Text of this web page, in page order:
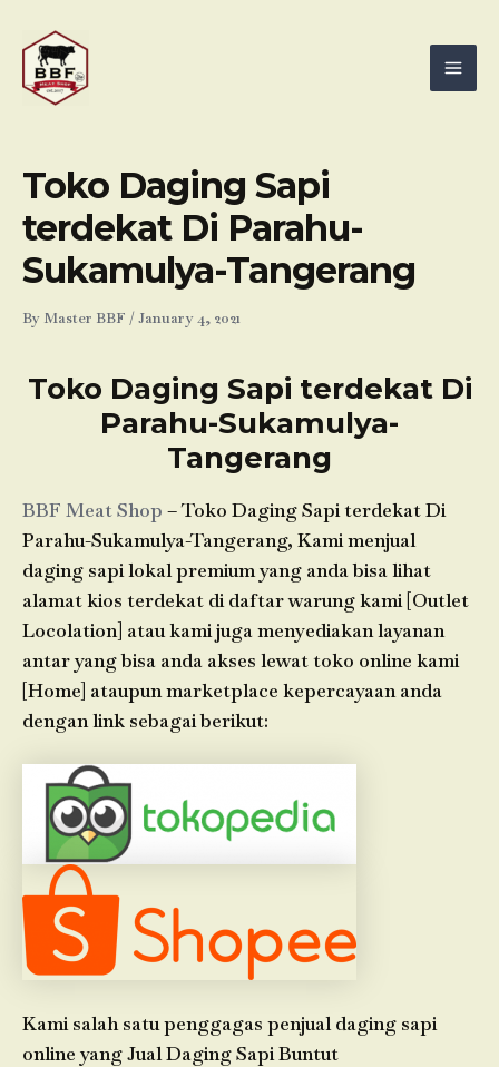
content
Toko Daging Sapi
terdekat Di Parahu-
Sukamulya-Tangerang
By Master BBF /January 4, 2021
Toko Daging Sapi terdekat Di
Parahu-Sukamulya-
Tangerang
BBF Meat Shop – Toko Daging Sapi terdekat Di
Parahu-Sukamulya-Tangerang, Kami menjual
daging sapi lokal premium yang anda bisa lihat
alamat kios terdekat di daftar warung kami [Outlet
Locolation] atau kami juga menyediakan layanan
antar yang bisa anda akses lewat toko online kami
[Home] ataupun marketplace kepercayaan anda
dengan link sebagai berikut:
Kami salah satu penggagas penjual daging sapi
online yang Jual Daging Sapi Buntut